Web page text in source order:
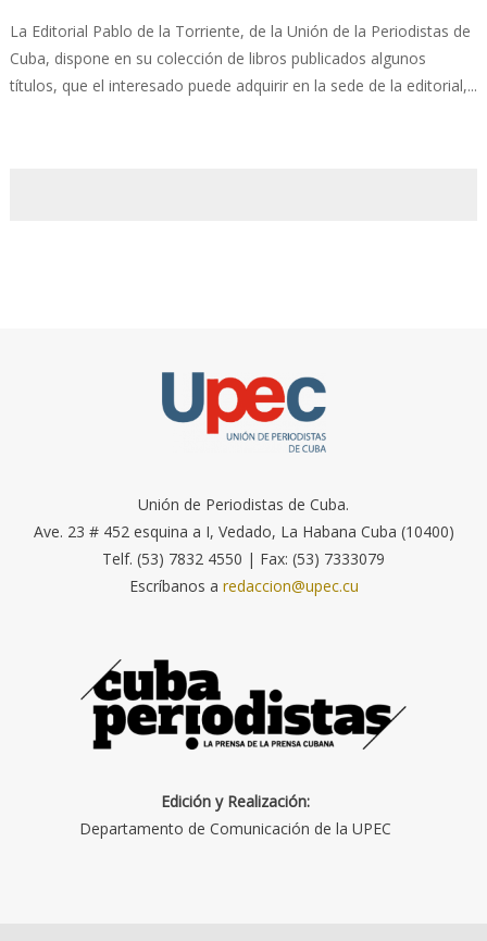
La Editorial Pablo de la Torriente, de la Unión de la Periodistas de
Cuba, dispone en su colección de libros publicados algunos
títulos, que el interesado puede adquirir en la sede de la editorial,...
Unión de Periodistas de Cuba.
Ave. 23 # 452 esquina a I, Vedado, La Habana Cuba (10400)
Telf. (53) 7832 4550 | Fax: (53) 7333079
Escríbanos a redaccion@upec.cu
Edición y Realización:
Departamento de Comunicación de la UPEC